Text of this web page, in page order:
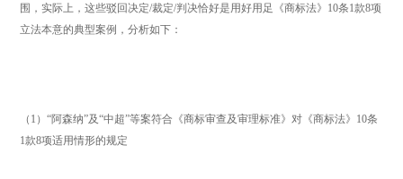
围，实际上，这些驳回决定/裁定/判决恰好是用好用足《商标法》10条1款8项
立法本意的典型案例，分析如下：
（1）“阿森纳”及“中超”等案符合《商标审查及审理标准》对《商标法》10条
1款8项适用情形的规定